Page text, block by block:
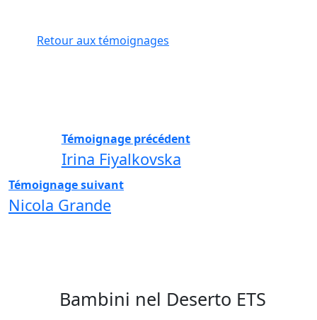
Retour aux témoignages
Témoignage précédent
Irina Fiyalkovska
Témoignage suivant
Nicola Grande
Bambini nel Deserto ETS